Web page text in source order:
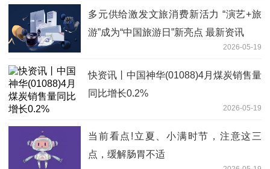
多元供给激发文旅消费新活力 “演艺+旅
游”成为“中国旅游日”新亮点 最新资讯
2026-05-19
快资讯丨中国神华(01088)4月煤炭销售量
同比增长0.2%
2026-05-19
当前看点!立夏、小满时节，注意这三
点，缓解肠胃不适